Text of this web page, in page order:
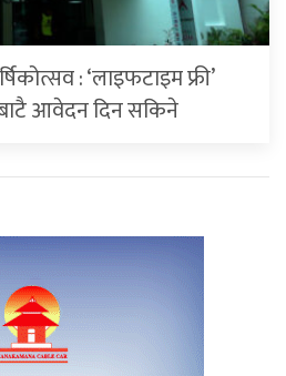
: ‘लाइफटाइम फ्री’
आवेदन दिन सकिने